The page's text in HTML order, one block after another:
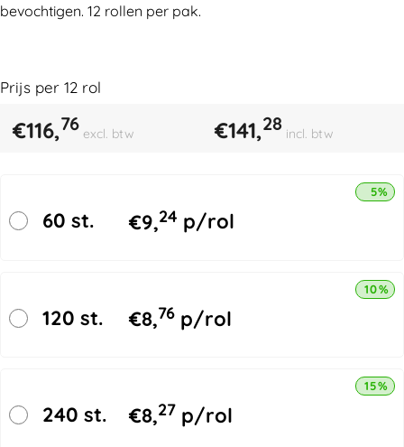
bevochtigen. 12 rollen per pak.
Prijs per 12 rol
€116,76 excl. btw €141,28 incl. btw
60 st. €9,24 p/rol
5%
120 st. €8,76 p/rol
10%
240 st. €8,27 p/rol
15%